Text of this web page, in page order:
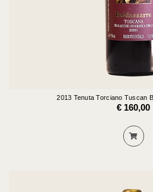
2013 Tenuta Torciano Tuscan
€ 160,00